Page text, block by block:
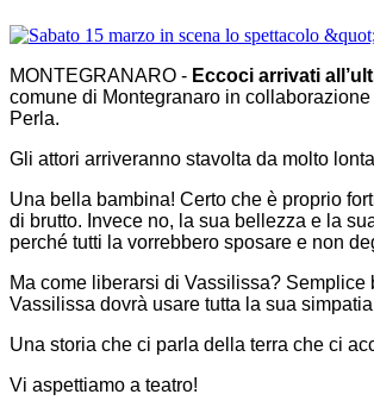
MONTEGRANARO - Eccoci arrivati
comune di Montegranaro in
Perla.
Gli attori arriveranno stavolta da molto
Una bella bambina! Certo che è proprio
di brutto. Invece no, la sua bellezza e la
perché tutti la vorrebbero sposare e non
Ma come liberarsi di Vassilissa?
Vassilissa dovrà usare tutta la sua
Una storia che ci parla della terra che ci
Vi aspettiamo a teatro!